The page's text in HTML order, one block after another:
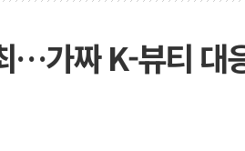
리투아니아 국방 "러, 우크라
구광모, 내주 실리콘밸리서 젠
…가짜 K-뷰티 대